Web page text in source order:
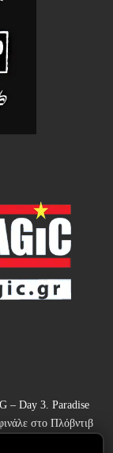
– Day 3. Paradise
στο Πλόβντιβ
XANDRIA